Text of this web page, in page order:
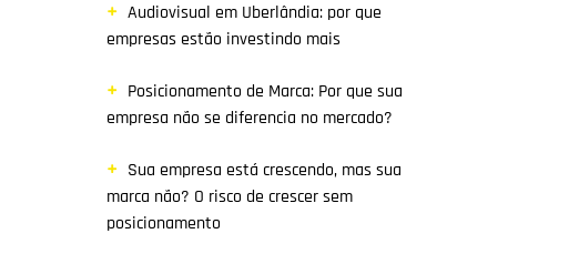
Audiovisual em Uberlândia: por que
empresas estão investindo mais
Posicionamento de Marca: Por que sua
empresa não se diferencia no mercado?
Sua empresa está crescendo, mas sua
marca não? O risco de crescer sem
posicionamento